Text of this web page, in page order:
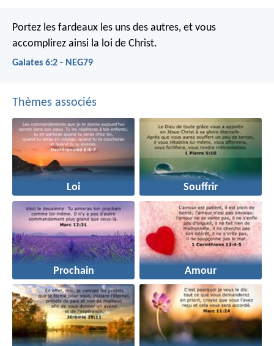
Portez les fardeaux les uns des autres, et vous
accomplirez ainsi la loi de Christ.
Galates 6:2 - NEG79
Thèmes associés
Loi Souffrir
Prochain Amour